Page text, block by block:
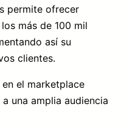
permite ofrecer
más de 100 mil
así su
clientes.
en el marketplace
una amplia audiencia